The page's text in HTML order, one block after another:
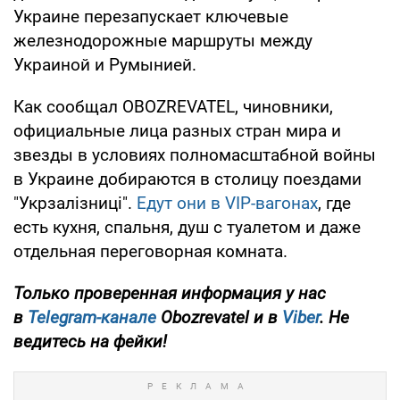
Украине перезапускает ключевые
железнодорожные маршруты между
Украиной и Румынией.
Как сообщал OBOZREVATEL, чиновники,
официальные лица разных стран мира и
звезды в условиях полномасштабной войны
в Украине добираются в столицу поездами
"Укрзалізниці". Едут они в VIP-вагонах, где
есть кухня, спальня, душ с туалетом и даже
отдельная переговорная комната.
Только проверенная информация у нас
в Telegram-канале Obozrevatel и в Viber. Не
ведитесь на фейки!